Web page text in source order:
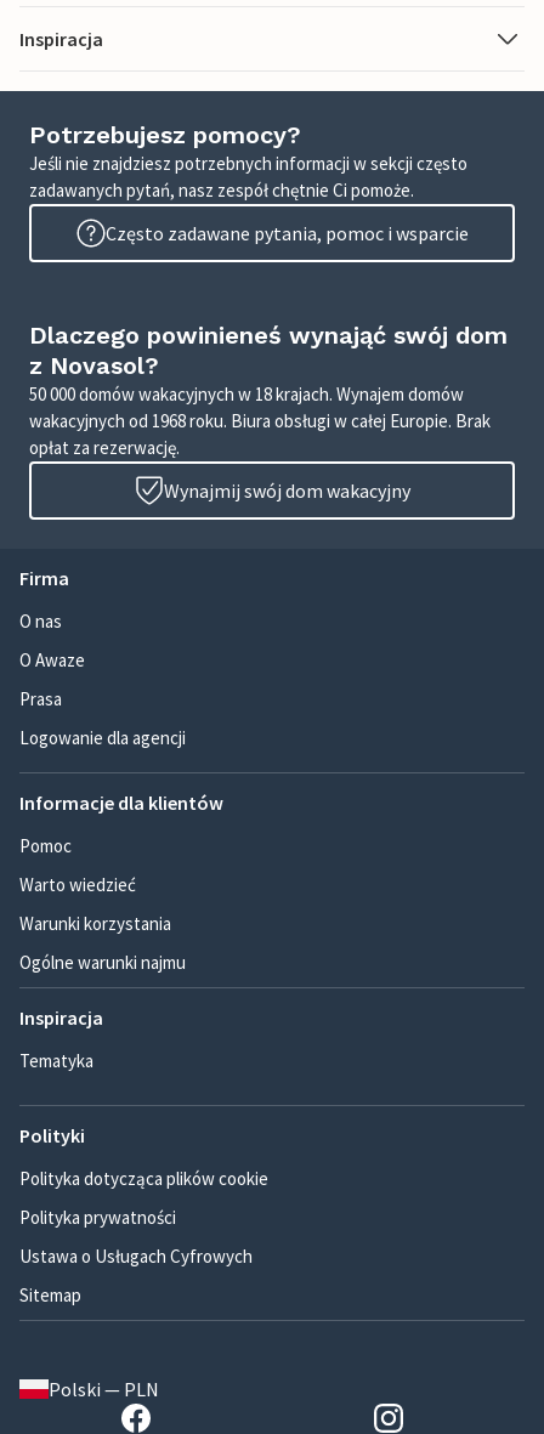
Inspiracja
Potrzebujesz pomocy?
Jeśli nie znajdziesz potrzebnych informacji w sekcji często
zadawanych pytań, nasz zespół chętnie Ci pomoże.
Często zadawane pytania, pomoc i wsparcie
Dlaczego powinieneś wynająć swój dom
z Novasol?
50 000 domów wakacyjnych w 18 krajach. Wynajem domów
wakacyjnych od 1968 roku. Biura obsługi w całej Europie. Brak
opłat za rezerwację.
Wynajmij swój dom wakacyjny
Firma
O nas
O Awaze
Prasa
Logowanie dla agencji
Informacje dla klientów
Pomoc
Warto wiedzieć
Warunki korzystania
Ogólne warunki najmu
Inspiracja
Tematyka
Polityki
Polityka dotycząca plików cookie
Polityka prywatności
Ustawa o Usługach Cyfrowych
Sitemap
Polski — PLN